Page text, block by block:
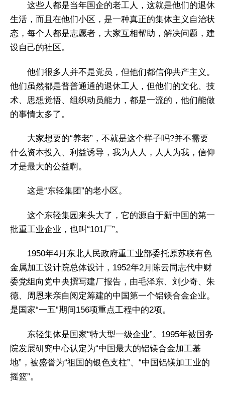
这些人都是当年国企的老工人，这就是他们的退休
生活，而且在他们小区，是一种真正的集体主义自治状
态，每个人都是志愿者，大家互相帮助，解决问题，建
设自己的社区。
他们很多人并不是党员，但他们都信仰共产主义。
他们虽然都是普普通通的退休工人，但他们的文化、技
术、思想觉悟、组织动员能力，都是一流的，他们能做
的事情太多了。
大家想要的“养老”，不就是这个样子吗?并不需要
什么资本投入、利益诱导，我为人人，人人为我，信仰
才是最大的公益啊。
这是“东轻集团”的老小区。
这个东轻集园来头大了，它的源自于新中国的第一
批重工业企业，也叫“101厂”。
1950年4月东北人民政府重工业部委托原苏联有色
金属加工设计院总体设计，1952年2月陈云同志代中财
委党组向党中央撰写建厂报告，由毛泽东、刘少奇、朱
德、周恩来亲自阅定筹建的中国第一个铝镁合金企业。
是国家“一五”期间156项重点工程中的2项。
东轻集体是国家“特大型一级企业”。1995年被国务
院发展研究中心认定为“中国最大的铝镁合金加工基
地”，被盛誉为“祖国的银色支柱”、“中国铝镁加工业的
摇篮”。